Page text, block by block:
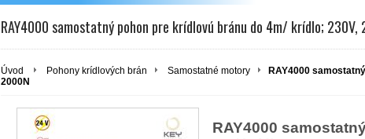
RAY4000 samostatný pohon pre krídlovú bránu do 4m/ krídlo; 230V,
Úvod Pohony krídlových brán Samostatné motory
RAY4000
2000N
RAY4000